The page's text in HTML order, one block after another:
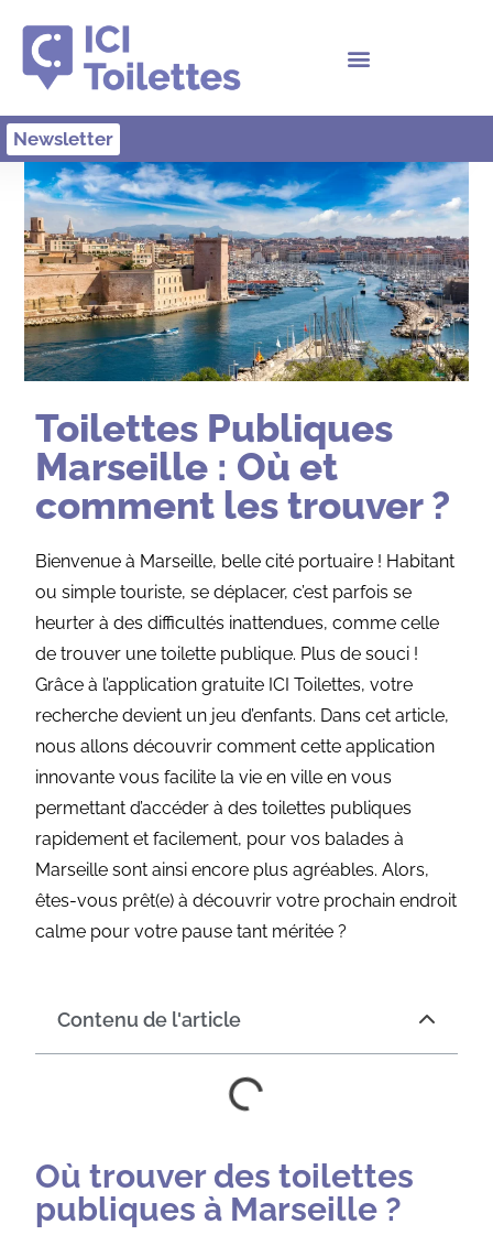
Newsletter
Toilettes Publiques
Marseille : Où et
comment les trouver ?
Bienvenue à Marseille, belle cité portuaire ! Habitant
ou simple touriste, se déplacer, c’est parfois se
heurter à des difficultés inattendues, comme celle
de trouver une toilette publique. Plus de souci !
Grâce à l’application gratuite ICI Toilettes, votre
recherche devient un jeu d’enfants. Dans cet article,
nous allons découvrir comment cette application
innovante vous facilite la vie en ville en vous
permettant d’accéder à des toilettes publiques
rapidement et facilement, pour vos balades à
Marseille sont ainsi encore plus agréables. Alors,
êtes-vous prêt(e) à découvrir votre prochain endroit
calme pour votre pause tant méritée ?
Contenu de l'article
Où trouver des toilettes
publiques à Marseille ?